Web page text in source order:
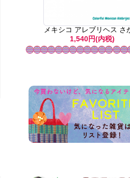
メキシコ アレブリヘス さ
1,540円(内税)